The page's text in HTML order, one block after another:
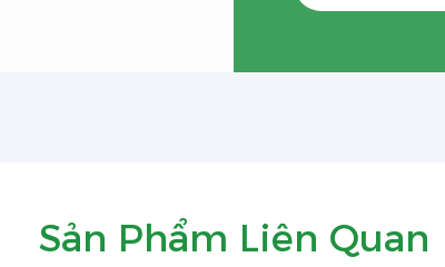
Sản Phẩm Liên Quan